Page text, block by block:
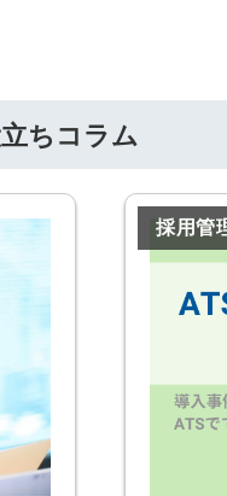
ちコラム
採用管
簡単10
秒！無
会員登